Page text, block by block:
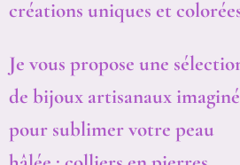
créations uniques et
Je vous propose une
de bijoux artisanaux
pour sublimer votre peau